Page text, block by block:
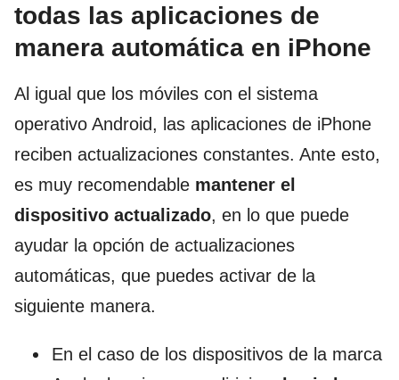
todas las aplicaciones de
manera automática en iPhone
Al igual que los móviles con el sistema
operativo Android, las aplicaciones de iPhone
reciben actualizaciones constantes. Ante esto,
es muy recomendable mantener el
dispositivo actualizado, en lo que puede
ayudar la opción de actualizaciones
automáticas, que puedes activar de la
siguiente manera.
En el caso de los dispositivos de la marca